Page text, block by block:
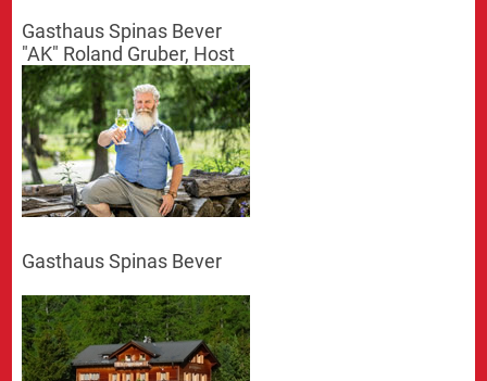
Gasthaus Spinas Bever
"AK" Roland Gruber, Host
Gasthaus Spinas Bever